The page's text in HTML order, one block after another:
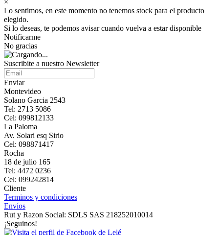
×
Lo sentimos, en este momento no tenemos stock para el producto
elegido.
Si lo deseas, te podemos avisar cuando vuelva a estar disponible
Notificarme
No gracias
Suscribite a nuestro Newsletter
Enviar
Montevideo
Solano Garcia 2543
Tel: 2713 5086
Cel: 099812133
La Paloma
Av. Solari esq Sirio
Cel: 098871417
Rocha
18 de julio 165
Tel: 4472 0236
Cel: 099242814
Cliente
Terminos y condiciones
Envíos
Rut y Razon Social: SDLS SAS 218252010014
¡Seguinos!